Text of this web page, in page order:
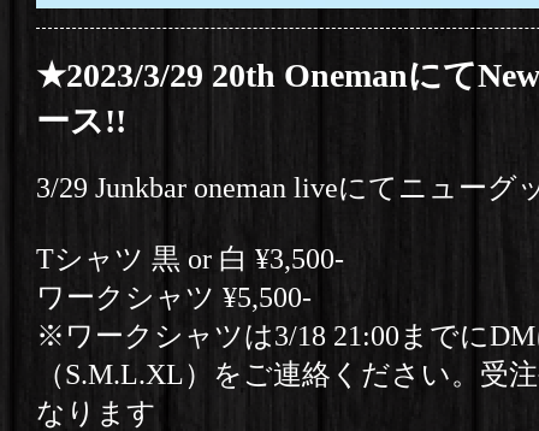
★2023/3/29 20th Onemanにて
ース!!
3/29 Junkbar oneman liveにてニューグ
Tシャツ 黒 or 白 ¥3,500-
ワークシャツ ¥5,500-
※ワークシャツは3/18 21:00までに
（S.M.L.XL）をご連絡ください。受
なります